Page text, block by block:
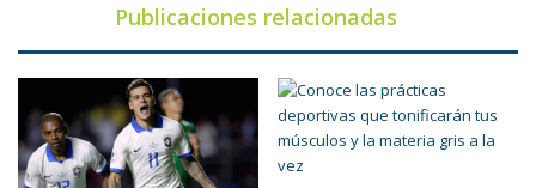
Publicaciones relacionadas